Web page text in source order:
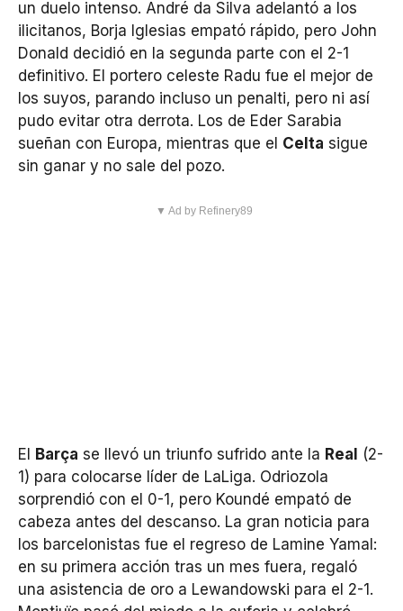
un duelo intenso. André da Silva adelantó a los
ilicitanos, Borja Iglesias empató rápido, pero John
Donald decidió en la segunda parte con el 2-1
definitivo. El portero celeste Radu fue el mejor de
los suyos, parando incluso un penalti, pero ni así
pudo evitar otra derrota. Los de Eder Sarabia
sueñan con Europa, mientras que el Celta sigue
sin ganar y no sale del pozo.
▼ Ad by Refinery89
El Barça se llevó un triunfo sufrido ante la Real
(2-
1) para colocarse líder de LaLiga. Odriozola
sorprendió con el 0-1, pero Koundé empató de
cabeza antes del descanso. La gran noticia para
los barcelonistas fue el regreso de Lamine Yamal:
en su primera acción tras un mes fuera, regaló
una asistencia de oro a Lewandowski para el 2-1.